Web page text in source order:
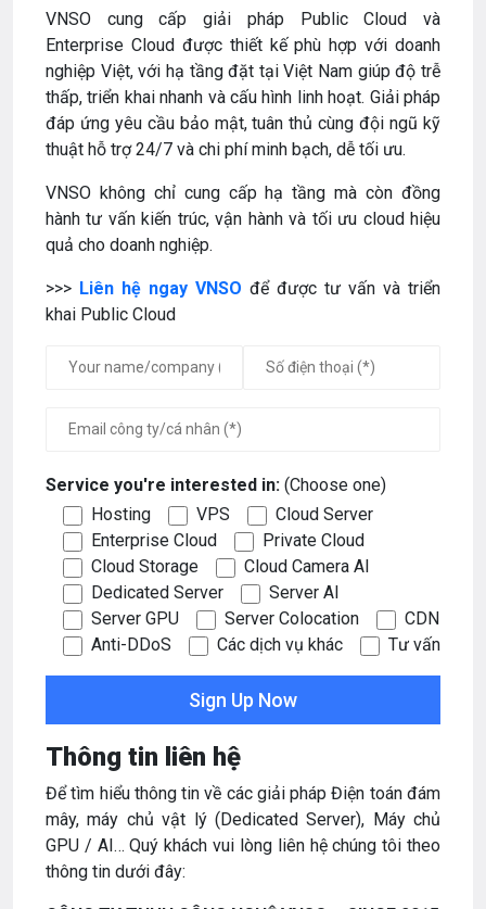
VNSO cung cấp giải pháp Public Cloud và
Enterprise Cloud được thiết kế phù hợp với doanh
nghiệp Việt, với hạ tầng đặt tại Việt Nam giúp độ trễ
thấp, triển khai nhanh và cấu hình linh hoạt. Giải pháp
đáp ứng yêu cầu bảo mật, tuân thủ cùng đội ngũ kỹ
thuật hỗ trợ 24/7 và chi phí minh bạch, dễ tối ưu.
VNSO không chỉ cung cấp hạ tầng mà còn đồng
hành tư vấn kiến trúc, vận hành và tối ưu cloud hiệu
quả cho doanh nghiệp.
>>> Liên hệ ngay VNSO để được tư vấn và triển
khai Public Cloud
Service you're interested in: (Choose one)
Hosting
VPS
Cloud Server
Enterprise Cloud
Private Cloud
Cloud Storage
Cloud Camera AI
Dedicated Server
Server AI
Server GPU
Server Colocation
CDN
Anti-DDoS
Các dịch vụ khác Tư vấn
Thông tin liên hệ
Để tìm hiểu thông tin về các giải pháp Điện toán đám
mây, máy chủ vật lý (Dedicated Server), Máy chủ
GPU / AI… Quý khách vui lòng liên hệ chúng tôi theo
thông tin dưới đây: